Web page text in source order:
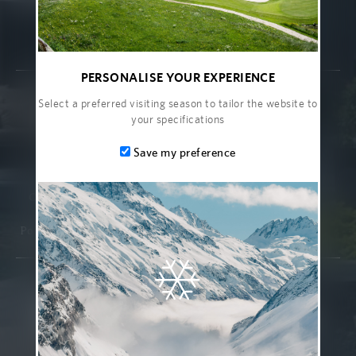
PERSONALISE YOUR EXPERIENCE
Select a preferred visiting season to tailor the website to
your specifications
Save my preference
FACTSHEET
Carrières
Galerie
Prix & Récompenses
Communiqués de presse
Plan du Site
Politique de Confidentialité
Conditions Générales